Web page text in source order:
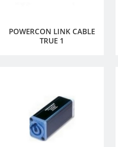
POWERCON LINK CABLE
TRUE 1